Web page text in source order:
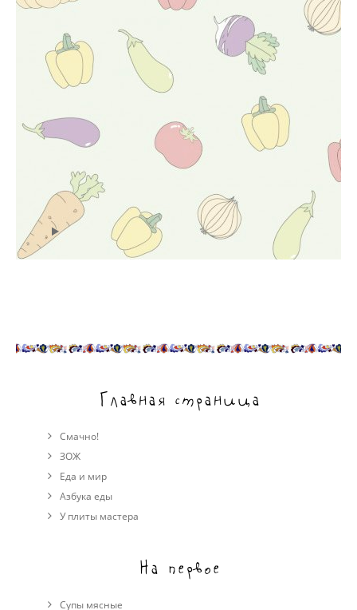
Главная страница
Смачно!
ЗОЖ
Еда и мир
Азбука еды
У плиты мастера
На первое
Супы мясные